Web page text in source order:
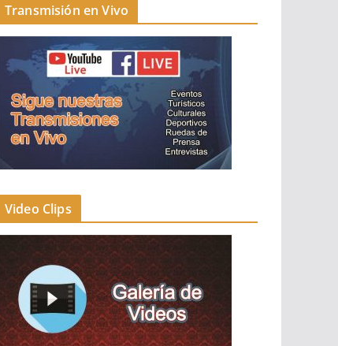
Transmisión en Vivo
Video Clips